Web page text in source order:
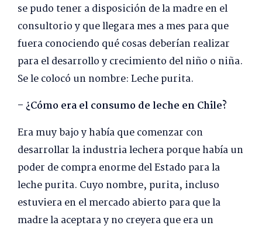
se pudo tener a disposición de la madre en el
consultorio y que llegara mes a mes para que
fuera conociendo qué cosas deberían realizar
para el desarrollo y crecimiento del niño o niña.
Se le colocó un nombre: Leche purita.
– ¿Cómo era el consumo de leche en Chile?
Era muy bajo y había que comenzar con
desarrollar la industria lechera porque había un
poder de compra enorme del Estado para la
leche purita. Cuyo nombre, purita, incluso
estuviera en el mercado abierto para que la
madre la aceptara y no creyera que era un